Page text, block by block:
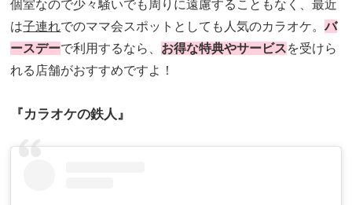
個室なので少々騒いでも周りに遠慮することもなく、最近
は子連れでのママ会スポットとしても人気のカラオケ。バ
ースデーで利用するなら、 お得な特典やサービスを受けら
れる店舗がおすすめですよ！
『カラオケの鉄人』